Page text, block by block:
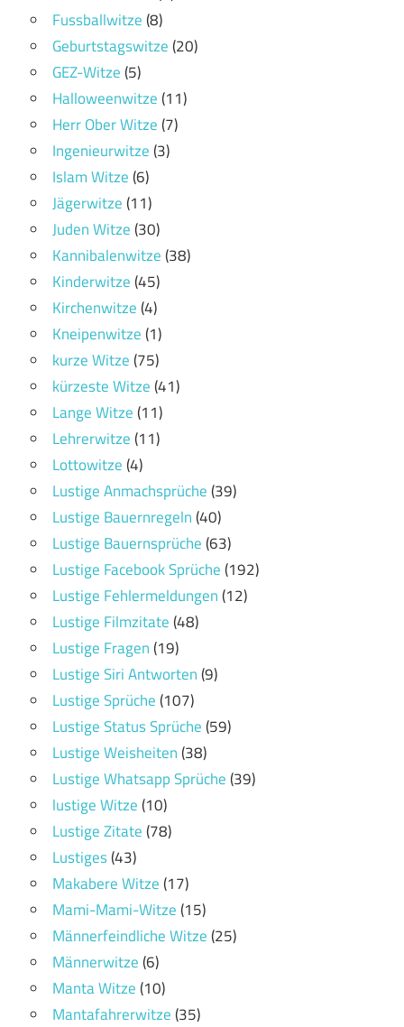
Fussballwitze(8)
Geburtstagswitze(20)
GEZ-Witze(5)
Halloweenwitze(11)
Herr Ober Witze(7)
Ingenieurwitze(3)
Islam Witze(6)
Jägerwitze(11)
Juden Witze(30)
Kannibalenwitze(38)
Kinderwitze(45)
Kirchenwitze(4)
Kneipenwitze(1)
kurze Witze(75)
kürzeste Witze(41)
Lange Witze(11)
Lehrerwitze(11)
Lottowitze(4)
Lustige Anmachsprüche(39)
Lustige Bauernregeln(40)
Lustige Bauernsprüche(63)
Lustige Facebook Sprüche(192)
Lustige Fehlermeldungen(12)
Lustige Filmzitate(48)
Lustige Fragen(19)
Lustige Siri Antworten(9)
Lustige Sprüche(107)
Lustige Status Sprüche(59)
Lustige Weisheiten(38)
Lustige Whatsapp Sprüche(39)
lustige Witze(10)
Lustige Zitate(78)
Lustiges(43)
Makabere Witze(17)
Mami-Mami-Witze(15)
Männerfeindliche Witze(25)
Männerwitze(6)
Manta Witze(10)
Mantafahrerwitze(35)